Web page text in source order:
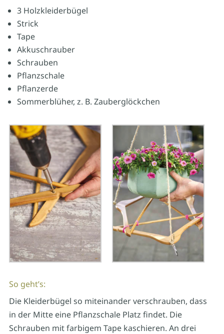
3 Holzkleiderbügel
Strick
Tape
Akkuschrauber
Schrauben
Pflanzschale
Pflanzerde
Sommerblüher, z. B. Zauberglöckchen
So geht’s:
Die Kleiderbügel so miteinander verschrauben, dass
in der Mitte eine Pflanzschale Platz findet. Die
Schrauben mit farbigem Tape kaschieren. An drei